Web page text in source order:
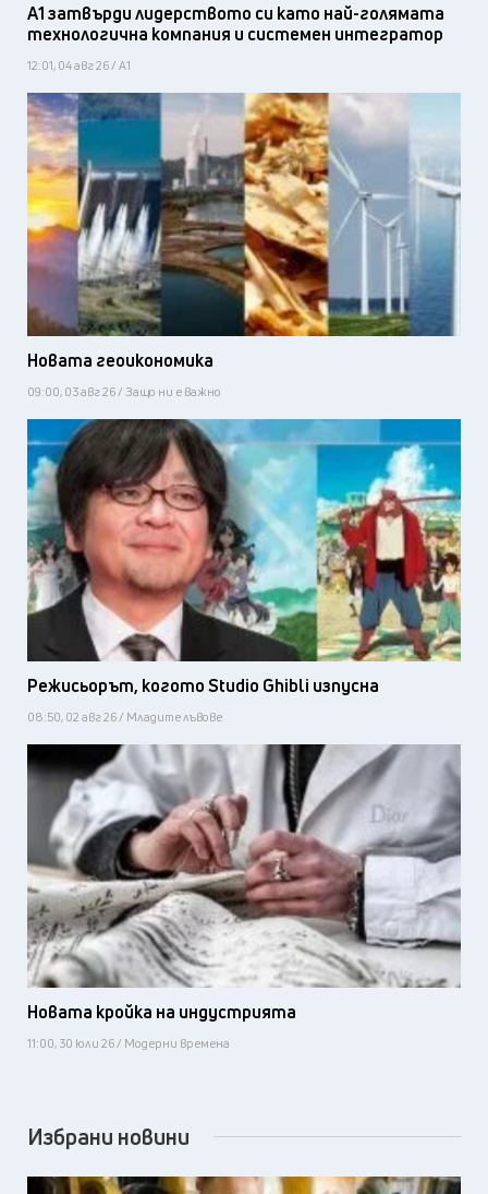
А1 затвърди лидерството си като най-голямата
технологична компания и системен интегратор
12:01, 04 авг 26 / А1
Новата геоикономика
09:00, 03 авг 26 / Защо ни е важно
Режисьорът, когото Studio Ghibli изпусна
08:50, 02 авг 26 / Младите лъвове
Новата кройка на индустрията
11:00, 30 юли 26 / Модерни времена
Избрани новини